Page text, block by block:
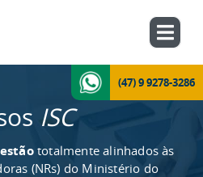
(47) 9 9278-3286
ISC
totalmente alinhados às
(NRs) do Ministério do